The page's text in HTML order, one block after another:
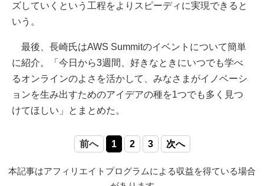
ズしていくという工程をよりスピーディに実現できると
いう。
最後、長崎氏はAWS Summitのイベントについて簡単
に紹介。「今日から3週間、好きなときにいつでも学べ
るオンラインのよさを活かして、みなさまがイノベーシ
ョンを生み出すためのアイデアの種を1つでも多く見つ
けてほしい」とまとめた。
前へ 1 2 3 次へ
本記事はアフィリエイトプログラムによる収益を得ている場合